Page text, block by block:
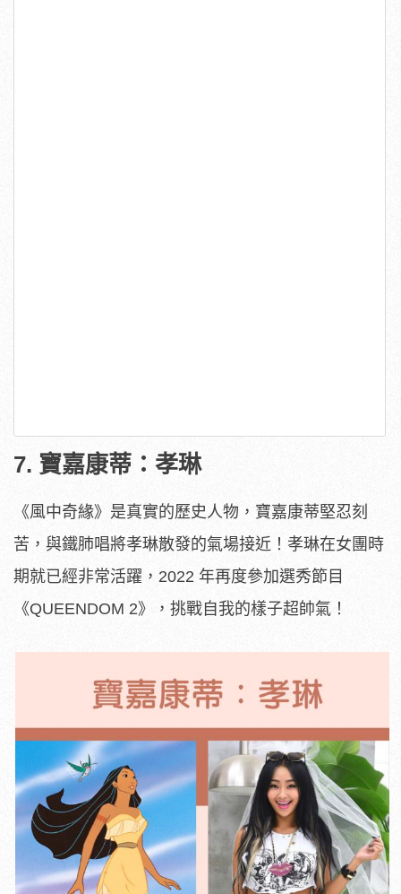
7. 寶嘉康蒂：孝琳
《風中奇緣》是真實的歷史人物，寶嘉康蒂堅忍刻
苦，與鐵肺唱將孝琳散發的氣場接近！孝琳在女團時
期就已經非常活躍，2022 年再度參加選秀節目
《QUEENDOM 2》，挑戰自我的樣子超帥氣！